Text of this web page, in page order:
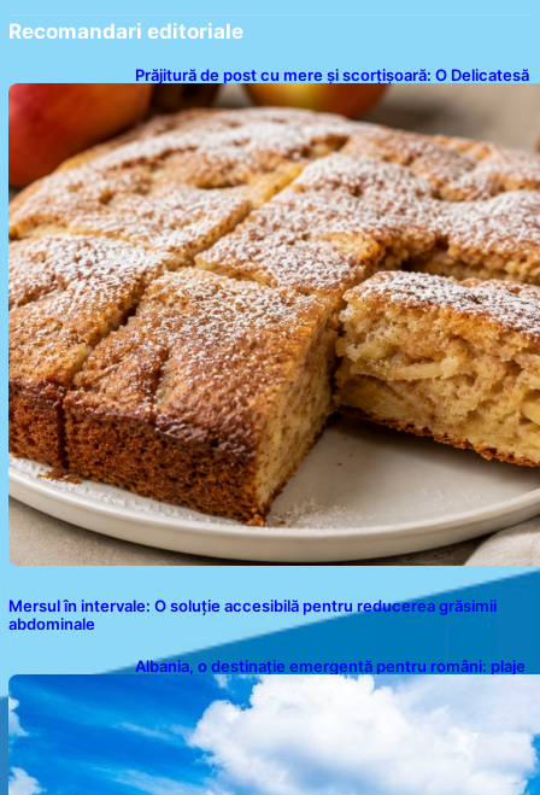
Recomandari editoriale
Prăjitură de post cu mere și scorțișoară: O Delicatesă
Dulce pentru Postul Adormirii Maicii Domnului
Mersul în intervale: O soluție accesibilă pentru reducerea grăsimii
abdominale
Albania, o destinație emergentă pentru români: plaje
spectaculoase, ape turcoaz și prețuri accesibile